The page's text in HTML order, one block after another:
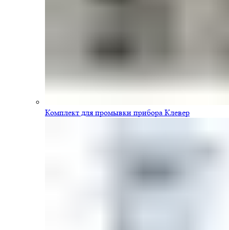
Комплект для промывки прибора Клевер